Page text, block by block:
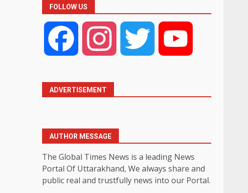
FOLLOW US
Facebook Instagram Twitter
ADVERTISEMENT
AUTHOR MESSAGE
The Global Times News is a leading News
Portal Of Uttarakhand, We always share and
public real and trustfully news into our Portal.